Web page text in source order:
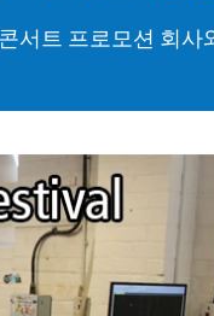
서트 프로모션 회